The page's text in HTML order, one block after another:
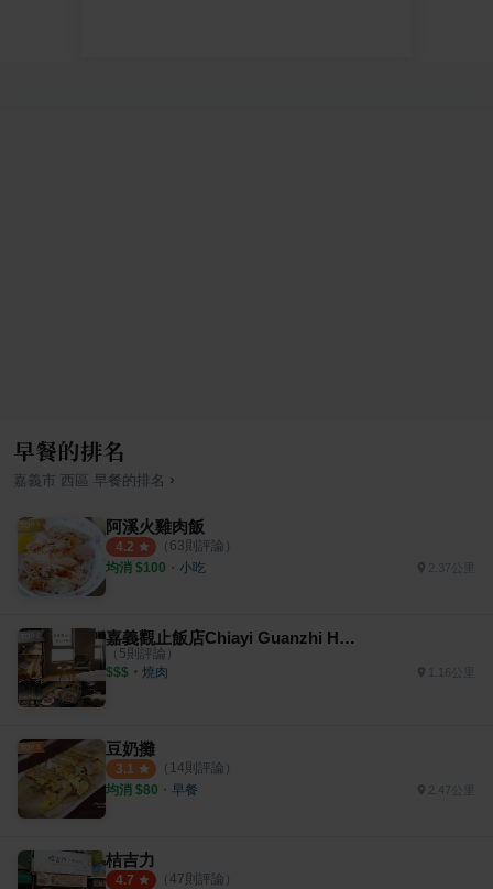
早餐的排名
嘉義市 西區 早餐的排名 ›
阿溪火雞肉飯
4.2 （ 63則評論）
均消 $100 ・ 小吃
嘉義觀止飯店Chiayi Guanzhi Hotel
（ 5則評論）
$$$ ・ 燒肉
豆奶攤
3.1 （ 14則評論）
均消 $80 ・ 早餐 2.47公里
桔吉力
4.7 （ 47則評論）